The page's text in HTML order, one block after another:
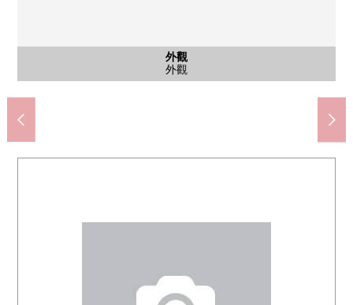
外觀
外觀
客廳
客廳
客廳
客廳
客廳
客廳
和式房間
和式房間
和式房間
和式房間
西式房間
西式房間
西式房間
西式房間
西式房間
西式房間
廚房
廚房
洗臉
盥洗台
公共汽車
公共汽車
廁所
廁所
門口
門口
入口
入口
入口
入口
共有部分
入口防盜門
共有部分
宅配郵筒、宅配保管櫃
共有部分
用地裡面的腳踏車停放處
停車場
停車場
共有部分
垃圾堆放處
外觀
外觀
外觀
外觀
外觀
外觀